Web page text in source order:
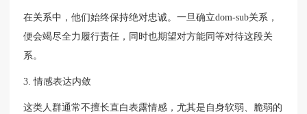
在关系中，他们始终保持绝对忠诚。一旦确立dom-sub关系，
便会竭尽全力履行责任，同时也期望对方能同等对待这段关
系。
3. 情感表达内敛
这类人群通常不擅长直白表露情感，尤其是自身软弱、脆弱的